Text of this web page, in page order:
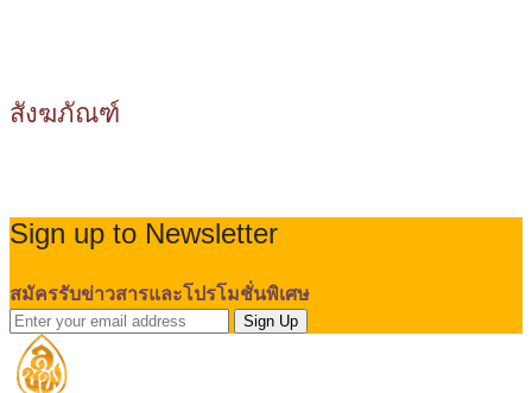
สังฆภัณฑ์
Sign up to Newsletter
สมัครรับข่าวสารและโปรโมชั่นพิเศษ
Sign Up